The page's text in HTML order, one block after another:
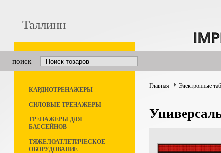
Таллинн
поиск
КАРДИОТРЕНАЖЕРЫ
СИЛОВЫЕ ТРЕНАЖЕРЫ
ТРЕНАЖЕРЫ ДЛЯ
БАССЕЙНОВ
ТЯЖЕЛОАТЛЕТИЧЕСКОЕ
ОБОРУДОВАНИЕ
Главная Электронные